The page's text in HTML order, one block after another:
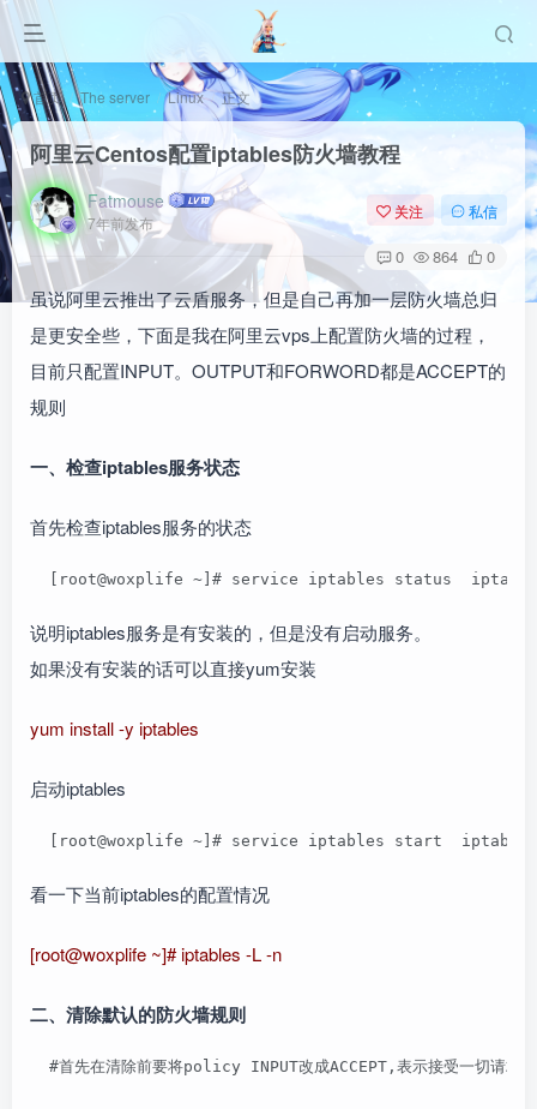
首页 The server Linux 正文
阿里云Centos配置iptables防火墙教程
Fatmouse
7年前发布
关注 私信
0 864 0
虽说阿里云推出了云盾服务，但是自己再加一层防火墙总归
是更安全些，下面是我在阿里云vps上配置防火墙的过程，
目前只配置INPUT。OUTPUT和FORWORD都是ACCEPT的
规则
一、检查iptables服务状态
首先检查iptables服务的状态
[root@woxplife ~]# service iptables status
说明iptables服务是有安装的，但是没有启动服务。
如果没有安装的话可以直接yum安装
yum install -y iptables
启动iptables
[root@woxplife ~]# service iptables start
看一下当前iptables的配置情况
[root@woxplife ~]# iptables -L -n
二、清除默认的防火墙规则
#首先在清除前要将policy INPUT改成ACCEPT,表示接受一切请